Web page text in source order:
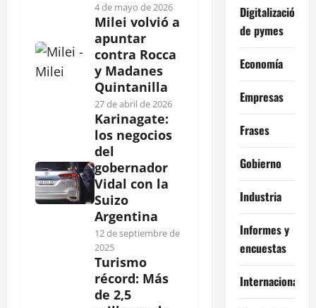
4 de mayo de 2026
Milei volvió a
apuntar
contra Rocca
y Madanes
Quintanilla
27 de abril de 2026
Karinagate:
los negocios
del
gobernador
Vidal con la
Suizo
Argentina
12 de septiembre de
2025
Turismo
récord: Más
de 2,5
Digitalización
de pymes
Economía
Empresas
Frases
Gobierno
Industria
Informes y
encuestas
Internacional